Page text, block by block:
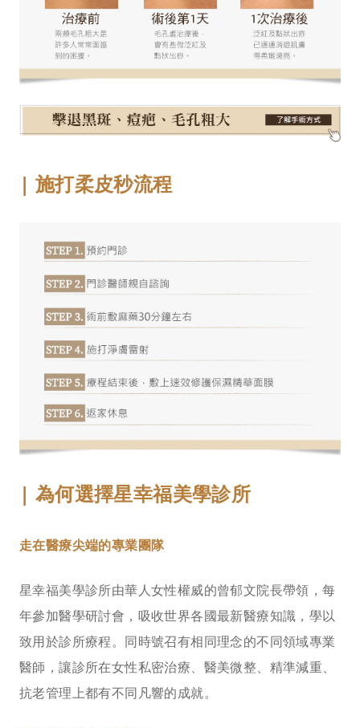
| 施打柔皮秒流程
| 為何選擇星幸福美學診所
走在醫療尖端的專業團隊
星幸福美學診所由華人女性權威的曾郁文院長帶領，每
年參加醫學研討會，吸收世界各國最新醫療知識，學以
致用於診所療程。同時號召有相同理念的不同領域專業
醫師，讓診所在女性私密治療、醫美微整、精準減重、
抗老管理上都有不同凡響的成就。